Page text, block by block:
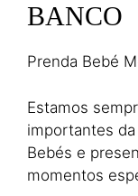
BANCO
Prenda Bebé
Estamos
importantes
Bebés e
momentos